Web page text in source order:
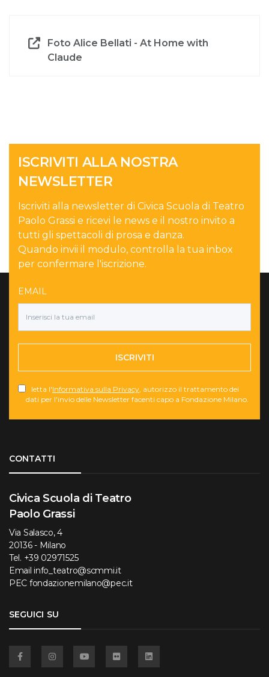
Foto Alice Bellati - At Home with
Claude
ISCRIVITI ALLA NOSTRA
NEWSLETTER
Iscriviti alla newsletter di Civica Scuola di Teatro
Paolo Grassi e ricevi le news e il nostro invito a
tutti gli spettacoli di prosa e danza.
Quando invii il modulo, controlla la tua inbox
per confermare l'iscrizione.
EMAIL
ISCRIVITI
letta l'Informativa sulla Privacy , autorizzo il trattamento dei
dati per l'invio delle Newsletter facenti capo a Fondazione Milano.
CONTATTI
Civica Scuola di Teatro
Paolo Grassi
Via Salasco, 4
20136 - Milano
Tel. +39 02971525
Email info_teatro@scmmi.it
PEC fondazionemilano@pec.it
SEGUICI SU